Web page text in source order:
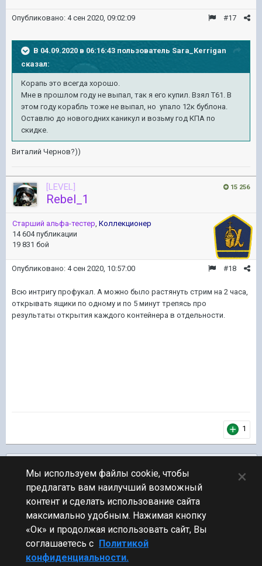
#17
Опубликовано: 4 сен 2020, 09:02:09
В 04.09.2020 в 06:16:43 пользователь Sara_Kerrigan
сказал:
Корапь это всегда хорошо.
Мне в прошлом году не выпал, так я его купил. Взял Т61. В
этом году корабль тоже не выпал, но упало 12к бублона.
Оставлю до новогодних каникул и возьму год КПА по
скидке.
Виталий Чернов?))
15 256
[LEVEL]
Rebel_1
Старший альфа-тестер Коллекционер
14 604 публикации
19 831 бой
#18
Опубликовано: 4 сен 2020, 10:57:00
Всю интригу профукал. А можно было растянуть стрим на 2 часа,
открывать ящики по одному и по 5 минут трепясь про
результаты открытия каждого контейнера в отдельности.
1
ПЕРЕЙТИ К СПИСКУ ТЕМ
Юмор
Стиль
Мы используем файлы cookie, чтобы
предлагать вам наилучший возможный
контент и сделать использование сайта
максимально удобным. Нажимая кнопку
«Ок» и продолжая использовать сайт, Вы
соглашаетесь с Политикой
конфиденциальности.
×